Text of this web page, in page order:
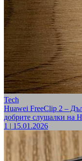
Tech
Huawei FreeClip 2 –
добрите слушалки на
1 | 15.01.2026